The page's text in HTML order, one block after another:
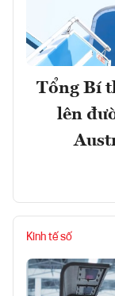
Tổng Bí
lên
Kinh tế số